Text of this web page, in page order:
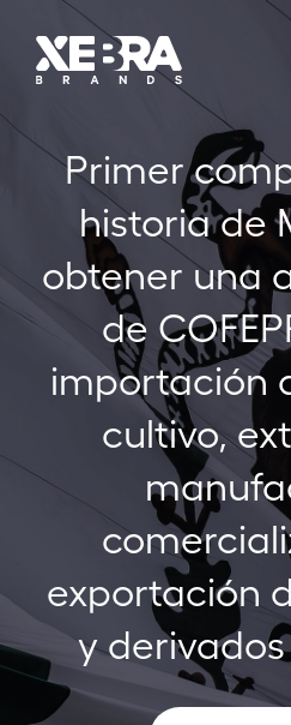
Primer
historia de
obtener una
de
importación
cultivo,
exportación
y derivados